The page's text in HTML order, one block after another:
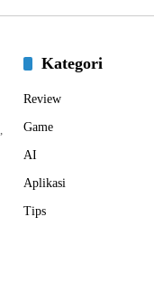
Kategori
Review
Game
AI
Aplikasi
Tips